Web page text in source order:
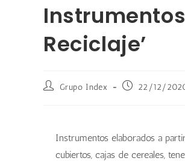
Reciclaje’
Grupo Index 22/12/
Instrumentos elaborados a
cubiertos, cajas de cereales,